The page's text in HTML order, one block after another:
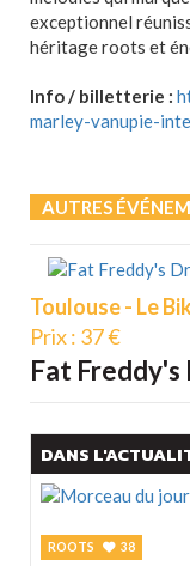
exceptionnel
héritage roots et
Info / billetterie :
marley-vanupie-
AUTRES
Toulouse - Le
Prix : 37 €
Fat Freddy's
DANS
ROOTS 38